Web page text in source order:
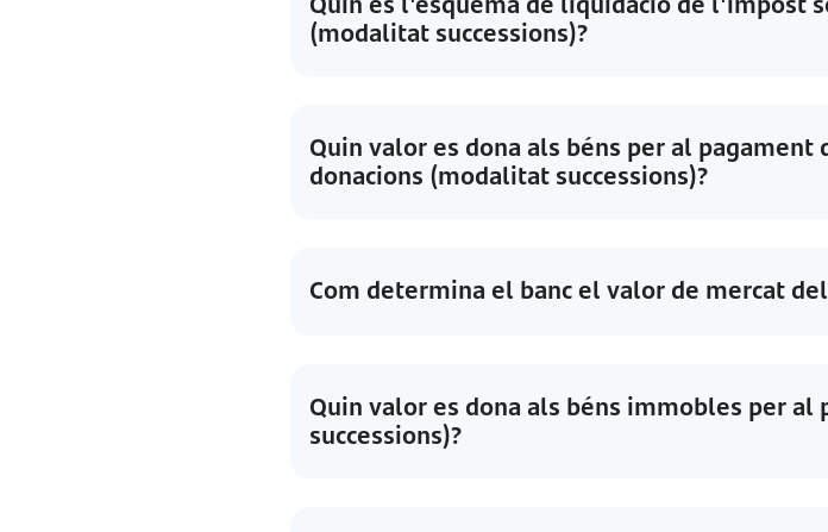
(modalitat successions)?
Quin valor es dona als béns per al
donacions (modalitat successions)?
Com determina el banc el valor de mercat
Quin valor es dona als béns immobles per
successions)?